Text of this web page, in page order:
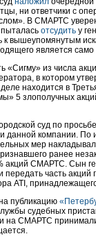
ни ответчики с
В СМАРТС
отсудить у
к вышеупомянутым
является
«Сигму» из числа
в котором
находится в
5 злополучных
суд по
компании. По
мер
ранее
акций СМАРТС. Сын
передать часть
ATI,
публикацию
судебных
на СМАРТС